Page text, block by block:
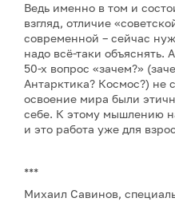
Ведь именно в том и
взгляд, отличие
современной – сейчас
надо всё-таки объяснять.
50-х вопрос «зачем?»
Антарктика? Космос?) не
освоение мира были
себе. К этому мышлению
и это работа уже для
***
Михаил Савинов,